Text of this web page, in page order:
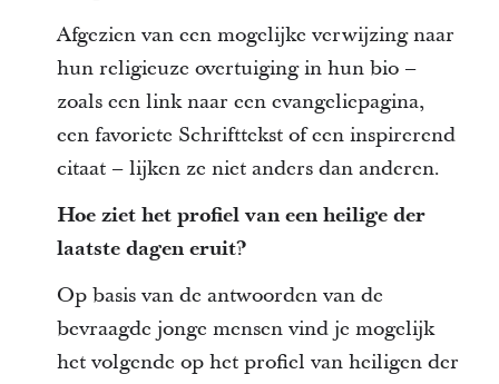
Afgezien van een mogelijke verwijzing naar
hun religieuze overtuiging in hun bio –
zoals een link naar een evangeliepagina,
een favoriete Schrifttekst of een inspirerend
citaat – lijken ze niet anders dan anderen.
Hoe ziet het profiel van een heilige der
laatste dagen eruit?
Op basis van de antwoorden van de
bevraagde jonge mensen vind je mogelijk
het volgende op het profiel van heiligen der